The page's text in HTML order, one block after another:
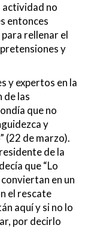
actividad no
entonces
rellenar el
y
y expertos en la
de las
que no
y
(22 de marzo).
de la
que “Lo
en un
el rescate
aquí y si no lo
por decirlo